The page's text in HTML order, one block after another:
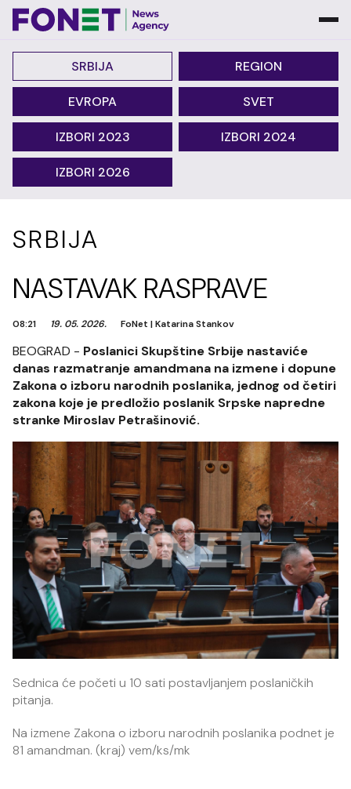
SRBIJA REGION
EVROPA SVET
IZBORI 2023 IZBORI 2024
IZBORI 2026
SRBIJA
NASTAVAK RASPRAVE
08:21 19. 05. 2026. FoNet |Katarina Stankov
BEOGRAD - Poslanici Skupštine Srbije nastaviće
danas razmatranje amandmana na izmene i dopune
Zakona o izboru narodnih poslanika, jednog od četiri
zakona koje je predložio poslanik Srpske napredne
stranke Miroslav Petrašinović.
Sednica će početi u 10 sati postavljanjem poslaničkih
pitanja.
Na izmene Zakona o izboru narodnih poslanika podnet je
81 amandman. (kraj) vem/ks/mk